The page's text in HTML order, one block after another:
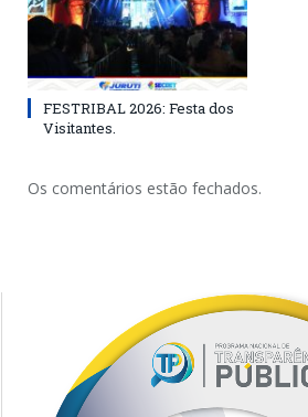
FESTRIBAL 2026: Festa dos
Visitantes.
Os comentários estão fechados.